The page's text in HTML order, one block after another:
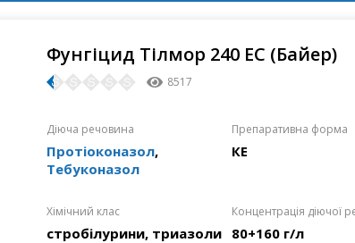
Фунгіцид Тілмор 240 ЕС (Байер)
8517
Діюча речовина
Протіоконазол,
Тебуконазол
Препаративна форма
КЕ
Хімічний клас
стробілурини, триазоли
Концентрація діючої
80+160 г/л